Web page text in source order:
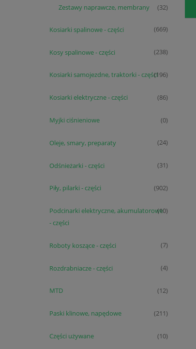
Zestawy naprawcze, membrany (32)
Kosiarki spalinowe - części (669)
Kosy spalinowe - części (238)
Kosiarki samojezdne, traktorki - części(196)
Kosiarki elektryczne - części (86)
Myjki ciśnieniowe (0)
Oleje, smary, preparaty (24)
Odśnieżarki - części (31)
Piły, pilarki - części (902)
Podcinarki elektryczne, akumulatorowe
- części
(10)
Roboty koszące - części (7)
Rozdrabniacze - części (4)
MTD (12)
Paski klinowe, napędowe (211)
Części używane (10)